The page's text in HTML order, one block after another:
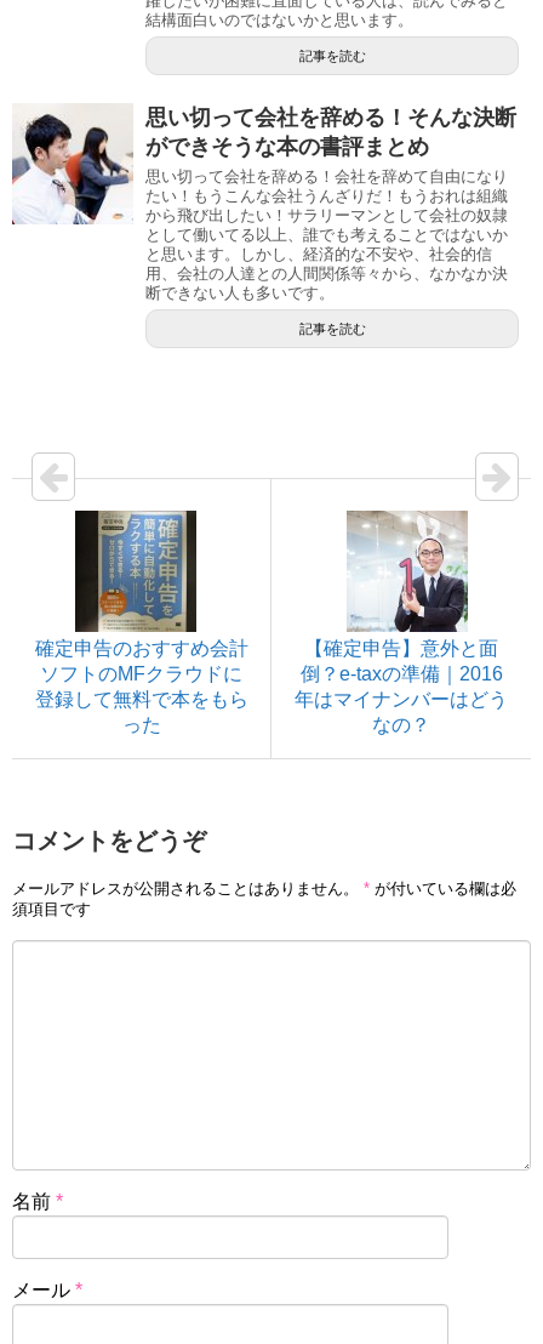
結構面白いのではないかと思います。
記事を読む
思い切って会社を辞める！そんな決断
ができそうな本の書評まとめ
思い切って会社を辞める！会社を辞めて自由になり
たい！もうこんな会社うんざりだ！もうおれは組織
から飛び出したい！サラリーマンとして会社の奴隷
として働いてる以上、誰でも考えることではないか
と思います。しかし、経済的な不安や、社会的信
用、会社の人達との人間関係等々から、なかなか決
断できない人も多いです。
記事を読む
確定申告のおすすめ会計
ソフトのMFクラウドに
登録して無料で本をもら
った
【確定申告】意外と面
倒？e-taxの準備｜2016
年はマイナンバーはどう
なの？
コメントをどうぞ
メールアドレスが公開されることはありません。 * が付いている欄は必
須項目です
名前 *
メール *